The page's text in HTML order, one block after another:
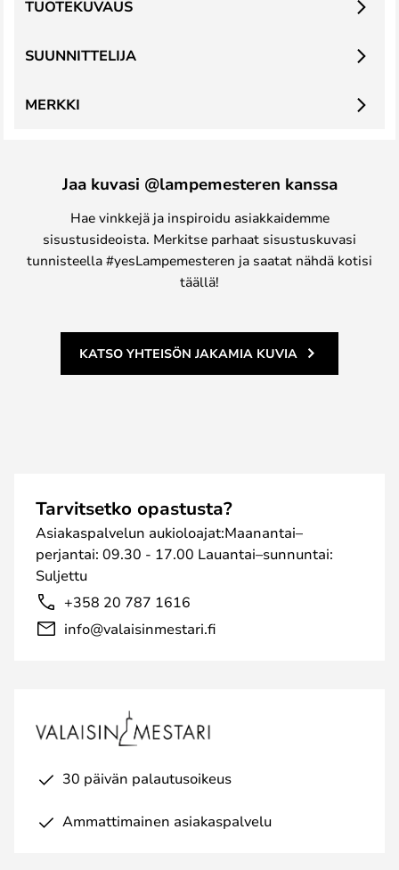
TUOTEKUVAUS
SUUNNITTELIJA
MERKKI
Jaa kuvasi @lampemesteren kanssa
Hae vinkkejä ja inspiroidu asiakkaidemme
sisustusideoista. Merkitse parhaat sisustuskuvasi
tunnisteella #yesLampemesteren ja saatat nähdä kotisi
täällä!
KATSO YHTEISÖN JAKAMIA KUVIA
Tarvitsetko opastusta?
Asiakaspalvelun aukioloajat:Maanantai–
perjantai: 09.30 - 17.00 Lauantai–sunnuntai:
Suljettu
+358 20 787 1616
info@valaisinmestari.fi
30 päivän palautusoikeus
Ammattimainen asiakaspalvelu